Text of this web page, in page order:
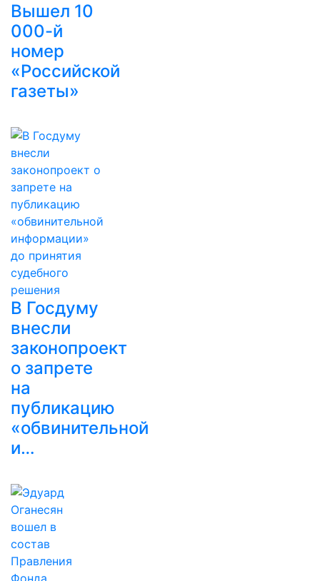
Вышел 10
000-й
номер
«Российской
газеты»
В Госдуму
внесли
законопроект
о запрете
на
публикацию
«обвинительной
и…